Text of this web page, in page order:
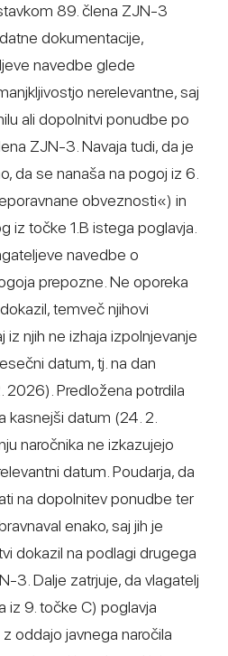
89. člena ZJN-3
dokumentacije,
navedbe glede
nerelevantne, saj
ali dopolnitvi ponudbe po
ZJN-3. Navaja tudi, da je
da se nanaša na pogoj iz 6.
obveznosti«) in
iz točke 1.B istega poglavja.
navedbe o
prepozne. Ne oporeka
temveč njihovi
iz njih ne izhaja izpolnjevanje
datum, tj. na dan
2026). Predložena potrdila
kasnejši datum (24. 2.
naročnika ne izkazujejo
datum. Poudarja, da
na dopolnitev ponudbe ter
enako, saj jih je
dokazil na podlagi drugega
3. Dalje zatrjuje, da vlagatelj
iz 9. točke C) poglavja
oddajo javnega naročila